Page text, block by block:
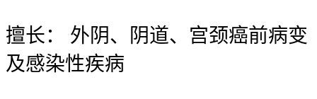
擅长：
外阴、阴道、宫颈癌前病变
及感染性疾病